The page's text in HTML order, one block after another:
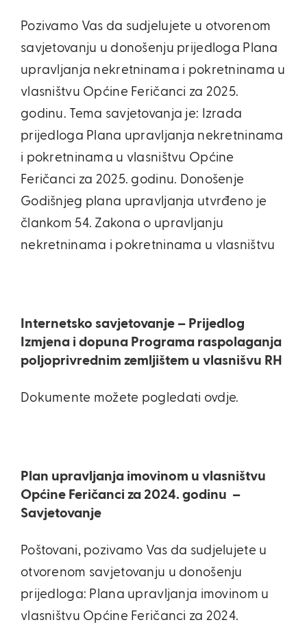
Pozivamo Vas da sudjelujete u otvorenom
savjetovanju u donošenju prijedloga Plana
upravljanja nekretninama i pokretninama u
vlasništvu Općine Feričanci za 2025.
godinu. Tema savjetovanja je: Izrada
prijedloga Plana upravljanja nekretninama
i pokretninama u vlasništvu Općine
Feričanci za 2025. godinu. Donošenje
Godišnjeg plana upravljanja utvrđeno je
člankom 54. Zakona o upravljanju
nekretninama i pokretninama u vlasništvu
Internetsko savjetovanje – Prijedlog
Izmjena i dopuna Programa raspolaganja
poljoprivrednim zemljištem u vlasnišvu RH
Dokumente možete pogledati ovdje.
Plan upravljanja imovinom u vlasništvu
Općine Feričanci za 2024. godinu –
Savjetovanje
Poštovani, pozivamo Vas da sudjelujete u
otvorenom savjetovanju u donošenju
prijedloga: Plana upravljanja imovinom u
vlasništvu Općine Feričanci za 2024.